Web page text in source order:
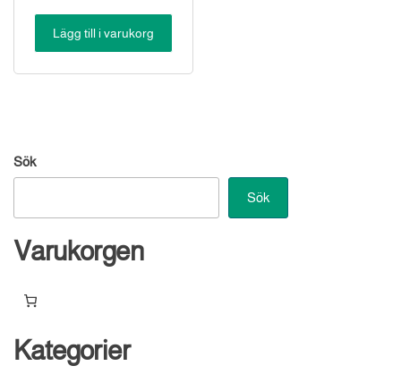
Lägg till i varukorg
Sök
Sök
Varukorgen
Kategorier